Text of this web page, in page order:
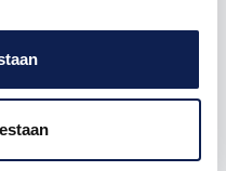
geef het